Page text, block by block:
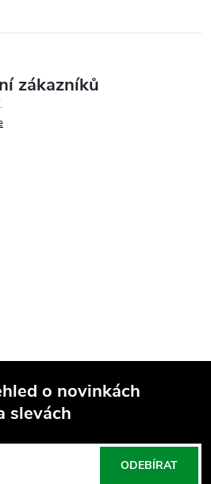
zákazníků
o novinkách
slevách
ODEBÍRAT